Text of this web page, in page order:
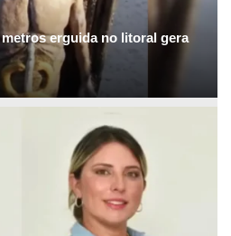
erguida no litoral gera